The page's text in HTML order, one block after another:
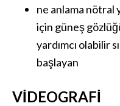
ne anlama nötral
için güneş
yardımcı olabilir
başlayan
VIDEOGRAFI